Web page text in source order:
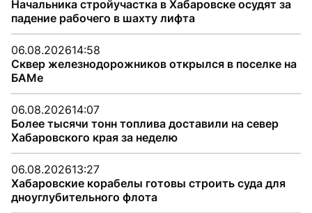
Начальника стройучастка в Хабаровске осудят за
падение рабочего в шахту лифта
06.08.202614:58
Сквер железнодорожников открылся в поселке на
БАМе
06.08.202614:07
Более тысячи тонн топлива доставили на север
Хабаровского края за неделю
06.08.202613:27
Хабаровские корабелы готовы строить суда для
дноуглубительного флота